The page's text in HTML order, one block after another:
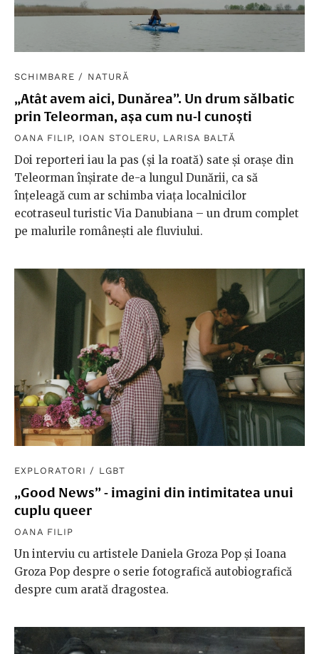
SCHIMBARE / NATURĂ
„Atât avem aici, Dunărea”. Un drum sălbatic
prin Teleorman, așa cum nu-l cunoști
OANA FILIP, IOAN STOLERU , LARISA BALTĂ
Doi reporteri iau la pas (și la roată) sate și orașe din
Teleorman înșirate de-a lungul Dunării, ca să
înțeleagă cum ar schimba viața localnicilor
ecotraseul turistic Via Danubiana – un drum complet
pe malurile românești ale fluviului.
EXPLORATORI / LGBT
„Good News” - imagini din intimitatea unui
cuplu queer
OANA FILIP
Un interviu cu artistele Daniela Groza Pop și Ioana
Groza Pop despre o serie fotografică autobiografică
despre cum arată dragostea.